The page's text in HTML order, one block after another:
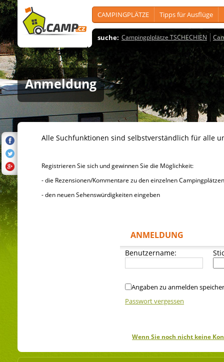
CAMPINGPLÄTZE Tipps für Ausflüge
suche: Campingplplätze TSCHECHIEN
Anmeldung
Alle Suchfunktionen sind selbstverständlich für alle
Registrieren Sie sich und gewinnen Sie die Möglichkeit:
- die Rezensionen/Kommentare zu den einzelnen
- den neuen Sehenswürdigkeiten eingeben
ANMELDUNG
Benutzername:
Angaben zu anmelden
Passwort vergessen
Wenn Sie noch nicht keine